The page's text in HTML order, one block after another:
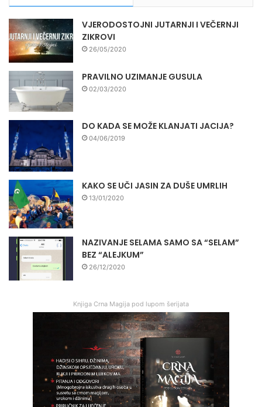
VJERODOSTOJNI JUTARNJI I VEČERNJI
ZIKROVI
26/05/2020
PRAVILNO UZIMANJE GUSULA
02/03/2020
DO KADA SE MOŽE KLANJATI JACIJA?
04/06/2019
KAKO SE UČI JASIN ZA DUŠE UMRLIH
13/01/2020
NAZIVANJE SELAMA SAMO SA “SELAM”
BEZ “ALEJKUM”
26/12/2020
Knjiga Crna Magija pod lupom šerijata